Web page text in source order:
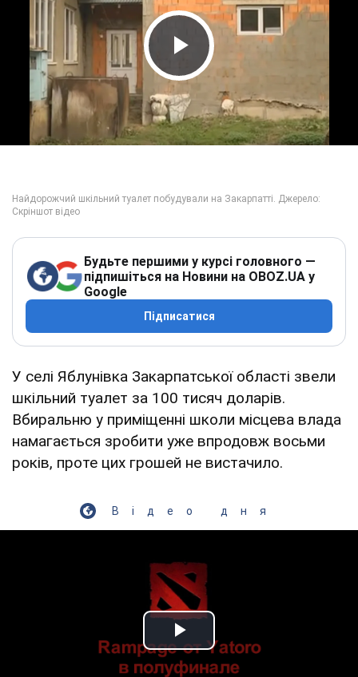
Play Video
Будьте першими у курсі головного —
підпишіться на Новини на OBOZ.UA у
Google
Підписатися
У селі Яблунівка Закарпатської області звели
шкільний туалет за 100 тисяч доларів.
Вбиральню у приміщенні школи місцева влада
намагається зробити уже впродовж восьми
років, проте цих грошей не вистачило.
Відео дня
Play Video